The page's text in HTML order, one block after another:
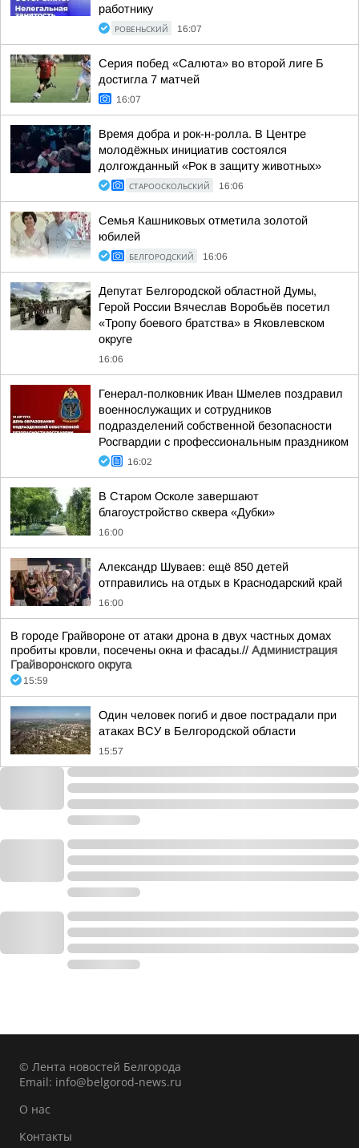
работнику
РОВЕНЬСКИЙ 16:07
Серия побед «Салюта» во второй лиге Б
достигла 7 матчей
16:07
Время добра и рок-н-ролла. В Центре
молодёжных инициатив состоялся
долгожданный «Рок в защиту животных»
СТАРООСКОЛЬСКИЙ 16:06
Семья Кашниковых отметила золотой
юбилей
БЕЛГОРОДСКИЙ 16:06
Депутат Белгородской областной Думы,
Герой России Вячеслав Воробьёв посетил
«Тропу боевого братства» в Яковлевском
округе
16:06
Генерал-полковник Иван Шмелев поздравил
военнослужащих и сотрудников
подразделений собственной безопасности
Росгвардии с профессиональным праздником
16:02
В Старом Осколе завершают
благоустройство сквера «Дубки»
16:00
Александр Шуваев: ещё 850 детей
отправились на отдых в Краснодарский край
16:00
В городе Грайвороне от атаки дрона в двух частных домах
пробиты кровли, посечены окна и фасады.// Администрация
Грайворонского округа
15:59
Один человек погиб и двое пострадали при
атаках ВСУ в Белгородской области
15:57
© Лента новостей Белгорода
Email: info@belgorod-news.ru
О нас
Контакты